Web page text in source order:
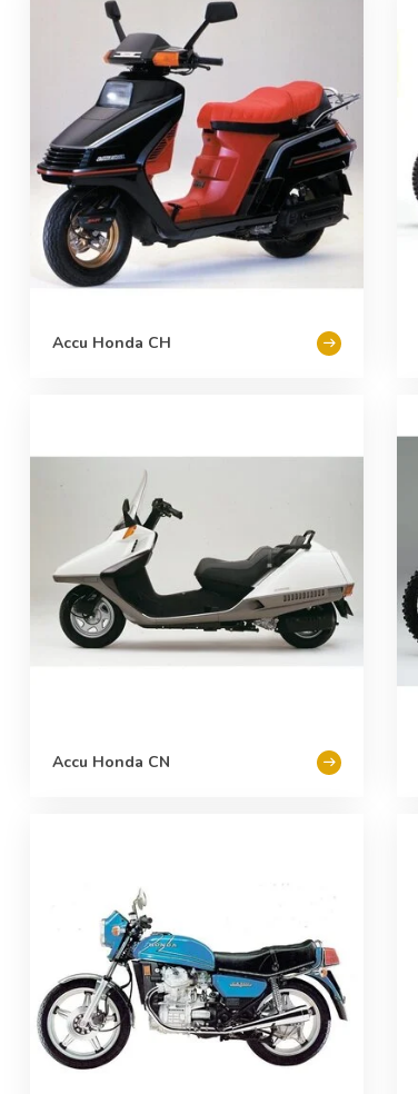
Accu Honda CH
Accu Honda CN